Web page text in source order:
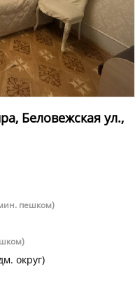
Беловежская ул.,
пешком)
округ)